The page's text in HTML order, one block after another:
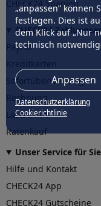
„anpassen” können
festlegen. Dies ist
dem Klick auf „Nur
technisch
Anpassen
Datenschutzerklärung
Cookierichtlinie
CHECK24 Spanien
CHECK24
PayPal
Sofortüberweisung
Rechnung
Lastschrift
Ratenkauf
Unser Service für Sie
Hilfe und Kontakt
CHECK24 App
CHECK24 Gutscheine